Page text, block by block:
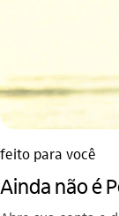
feito para você
Ainda não é